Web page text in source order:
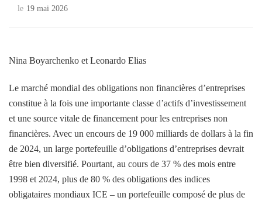
le 19 mai 2026
Nina Boyarchenko et Leonardo Elias
Le marché mondial des obligations non financières d’entreprises
constitue à la fois une importante classe d’actifs d’investissement
et une source vitale de financement pour les entreprises non
financières. Avec un encours de 19 000 milliards de dollars à la fin
de 2024, un large portefeuille d’obligations d’entreprises devrait
être bien diversifié. Pourtant, au cours de 37 % des mois entre
1998 et 2024, plus de 80 % des obligations des indices
obligataires mondiaux ICE – un portefeuille composé de plus de